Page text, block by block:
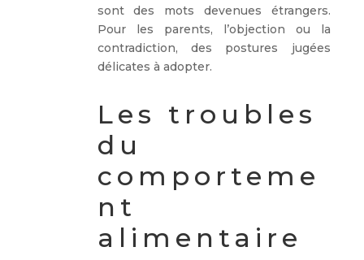
sont des mots devenues étrangers.
Pour les parents, l’objection ou la
contradiction, des postures jugées
délicates à adopter.
Les troubles
du
comporteme
nt
alimentaire